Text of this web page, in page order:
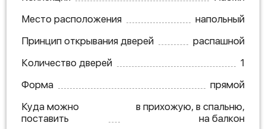
Место расположения
напольный
Принцип открывания дверей
распашной
Количество дверей
1
Форма
прямой
Куда можно
поставить
в прихожую, в спальню,
на балкон